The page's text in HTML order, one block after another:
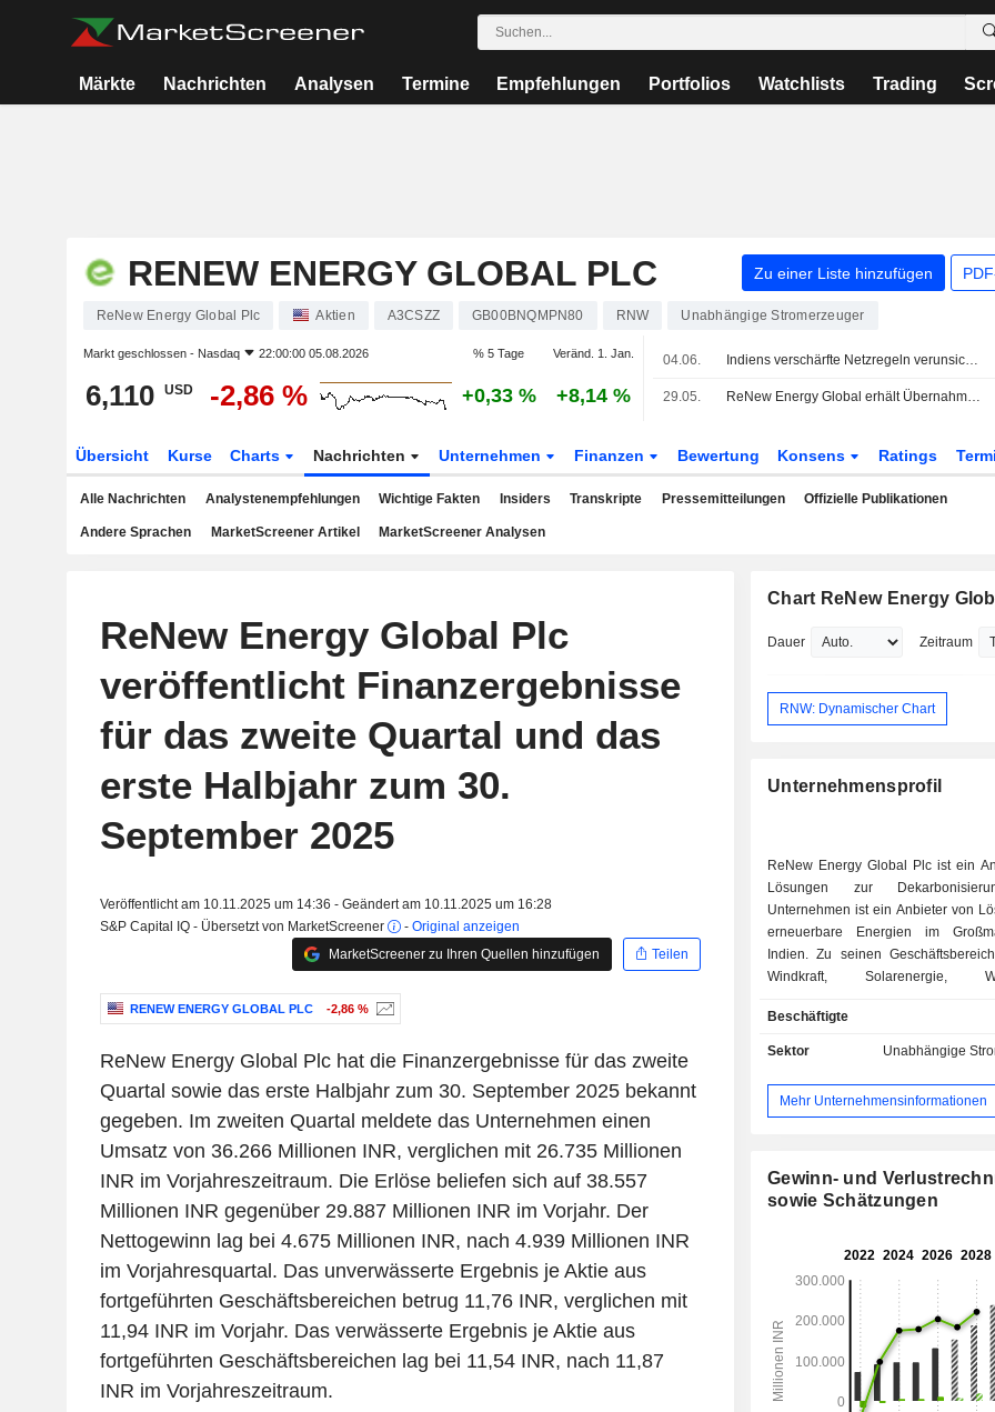
Märkte Nachrichten Analysen Termine Empfehlungen Portfolios Watchlists Trading
RENEW ENERGY GLOBAL PLC Zu einer Liste hinzufügen
ReNew Energy Global Plc Aktien A3CSZZ GB00BNQMPN80 RNW Unabhängige Stromerzeuger
Markt geschlossen - Nasdaq 22:00:00 05.08.2026 % 5 Tage Veränd. 1. Jan.
6,110 USD -2,86 % +0,33 % +8,14 %
04.06. Indiens verschärfte Netzregeln verunsichern Investoren und testen Ambitionen für saubere Energie
29.05. ReNew Energy Global erhält Übernahmeangebot über 6,75 Dollar je Aktie
Übersicht Kurse Charts Nachrichten Unternehmen Finanzen Bewertung Konsens Ratings
Alle Nachrichten Analystenempfehlungen Wichtige Fakten Insiders Transkripte Pressemitteilungen Offizielle Publikationen
Andere Sprachen MarketScreener Artikel MarketScreener Analysen
ReNew Energy Global Plc
veröffentlicht Finanzergebnisse
für das zweite Quartal und das
erste Halbjahr zum 30.
September 2025
Veröffentlicht am 10.11.2025 um 14:36 - Geändert am 10.11.2025 um 16:28
S&P Capital IQ - Übersetzt von MarketScreener
- Original anzeigen
MarketScreener zu Ihren Quellen hinzufügen
Teilen
RENEW ENERGY GLOBAL PLC -2,86 %
ReNew Energy Global Plc hat die Finanzergebnisse für das zweite
Quartal sowie das erste Halbjahr zum 30. September 2025 bekannt
gegeben. Im zweiten Quartal meldete das Unternehmen einen
Umsatz von 36.266 Millionen INR, verglichen mit 26.735 Millionen
INR im Vorjahreszeitraum. Die Erlöse beliefen sich auf 38.557
Millionen INR gegenüber 29.887 Millionen INR im Vorjahr. Der
Nettogewinn lag bei 4.675 Millionen INR, nach 4.939 Millionen INR
im Vorjahresquartal. Das unverwässerte Ergebnis je Aktie aus
fortgeführten Geschäftsbereichen betrug 11,76 INR, verglichen mit
11,94 INR im Vorjahr. Das verwässerte Ergebnis je Aktie aus
fortgeführten Geschäftsbereichen lag bei 11,54 INR, nach 11,87
INR im Vorjahreszeitraum.
Chart ReNew Energy
Dauer Zeitraum
RNW: Dynamischer Chart
Unternehmensprofil
ReNew Energy Global Plc ist ein
Lösungen zur
Unternehmen ist ein Anbieter von
erneuerbare Energien im
Indien. Zu seinen
Windkraft, Solarenergie,
Geschäftsbereich Windkraft
Windenergieprojekte im
Solarenergieprojekte im
Der Geschäftsbereich
die Wartung von
Segment Fertigung umfasst die
saubere Energie sowie
Energieangebote durch
Speicherung und Dienstleistungen
des CO₂-Marktes an. Über
Private Limited und deren
führt es Geschäftsaktivitäten im
Beschäftigte
Sektor Unabhängige
Mehr Unternehmensinformationen
Gewinn- und
sowie Schätzungen